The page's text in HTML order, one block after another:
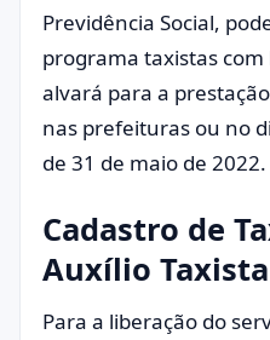
Previdência Social,
programa taxistas
alvará para a
nas prefeituras ou no
de 31 de maio de 2022.
Cadastro de
Auxílio Taxista
Para a liberação do